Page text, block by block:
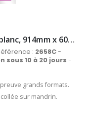
Rouleau de papier Jet d'Encre blanc, 914mm x 60m, 60 g/m²
: 2658C-
sous 10 à 20 jours -
grands formats.
sur mandrin.